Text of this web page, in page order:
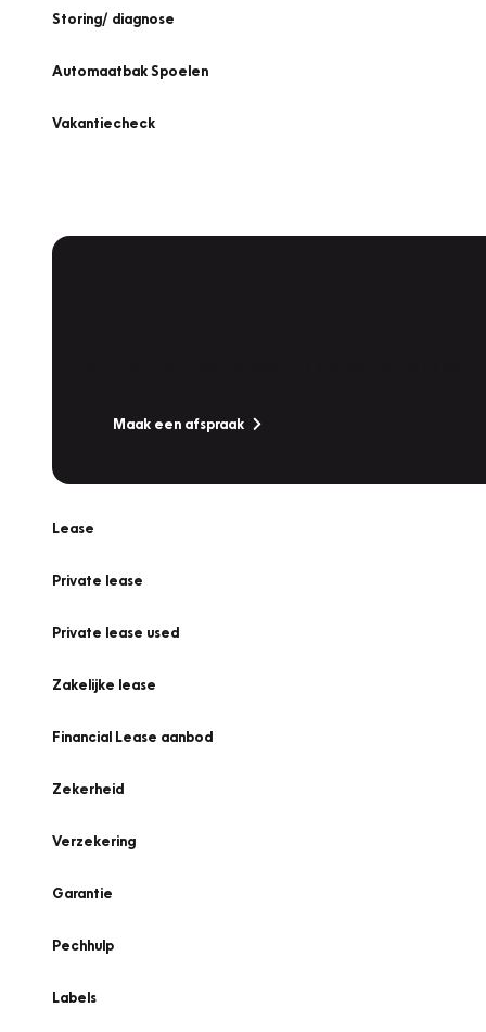
Storing/ diagnose
Automaatbak Spoelen
Vakantiecheck
Maak een afspraak
Lease
Private lease
Private lease used
Zakelijke lease
Financial Lease aanbod
Zekerheid
Verzekering
Garantie
Pechhulp
Labels